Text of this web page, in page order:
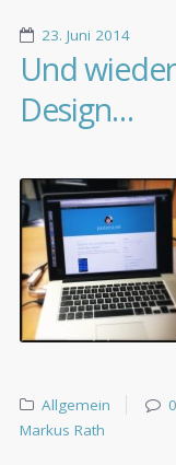
23. Juni 2014
Und
Design…
Allgemein
Markus Rath